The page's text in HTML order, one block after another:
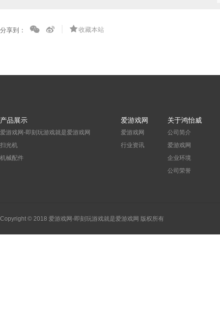
分享到： 收藏本站
产品展示
爱游戏网-即刻玩游戏就是爱游戏网
扫光机
机械配件
爱游戏网
爱游戏网
行业资讯
关于鸿怡威
公司简介
爱游戏网
企业环境
公司荣誉
Copyright © 2018 爱游戏网-即刻玩游戏就是爱游戏网 版权所有